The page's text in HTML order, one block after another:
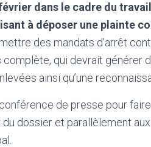
dans le cadre du
à déposer une plainte
des mandats d’arrêt
qui devrait générer
ainsi qu’une
de presse pour
dossier et parallèlement